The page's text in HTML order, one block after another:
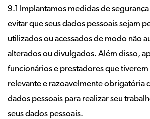
9.1 Implantamos medidas de
evitar que seus dados pessoais sejam
utilizados ou acessados de modo não
alterados ou divulgados. Além disso,
funcionários e prestadores que tiverem
relevante e razoavelmente obrigatória
dados pessoais para realizar seu
seus dados pessoais.